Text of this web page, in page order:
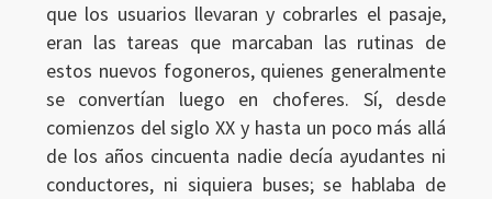
que los usuarios llevaran y cobrarles el pasaje,
eran las tareas que marcaban las rutinas de
estos nuevos fogoneros, quienes generalmente
se convertían luego en choferes. Sí, desde
comienzos del siglo XX y hasta un poco más allá
de los años cincuenta nadie decía ayudantes ni
conductores, ni siquiera buses; se hablaba de
Ingresar